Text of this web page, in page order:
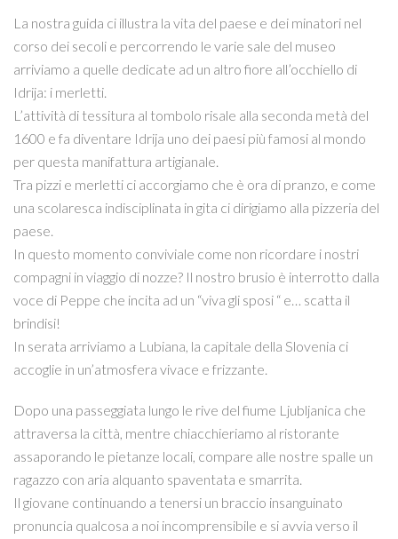
La nostra guida ci illustra la vita del paese e dei minatori nel
corso dei secoli e percorrendo le varie sale del museo
arriviamo a quelle dedicate ad un altro fiore all’occhiello di
Idrija: i merletti.
L’attività di tessitura al tombolo risale alla seconda metà del
1600 e fa diventare Idrija uno dei paesi più famosi al mondo
per questa manifattura artigianale.
Tra pizzi e merletti ci accorgiamo che è ora di pranzo, e come
una scolaresca indisciplinata in gita ci dirigiamo alla pizzeria del
paese.
In questo momento conviviale come non ricordare i nostri
compagni in viaggio di nozze? Il nostro brusio è interrotto dalla
voce di Peppe che incita ad un “viva gli sposi “ e… scatta il
brindisi!
In serata arriviamo a Lubiana, la capitale della Slovenia ci
accoglie in un’atmosfera vivace e frizzante.
Dopo una passeggiata lungo le rive del fiume Ljubljanica che
attraversa la città, mentre chiacchieriamo al ristorante
assaporando le pietanze locali, compare alle nostre spalle un
ragazzo con aria alquanto spaventata e smarrita.
Il giovane continuando a tenersi un braccio insanguinato
pronuncia qualcosa a noi incomprensibile e si avvia verso il